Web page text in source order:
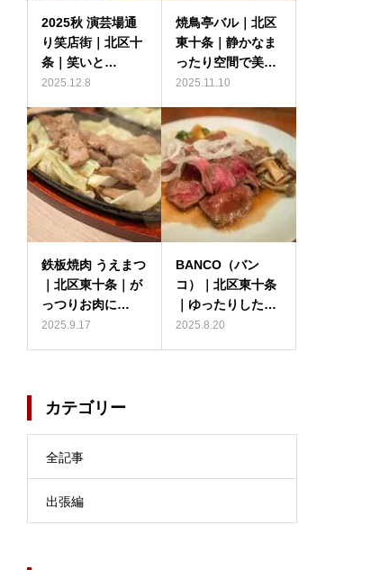
2025秋 演芸場通
り笑店街｜北区十
条｜笑いと…
2025.12.8
焼鳥亭バル｜北区
東十条｜静かなま
ったり空間で美…
2025.11.10
鉄板焼肉 うえまつ
｜北区東十条｜が
っつりお肉に…
2025.9.17
BANCO（バン
コ）｜北区東十条
｜ゆったりした…
2025.8.20
カテゴリー
全記事
出張編